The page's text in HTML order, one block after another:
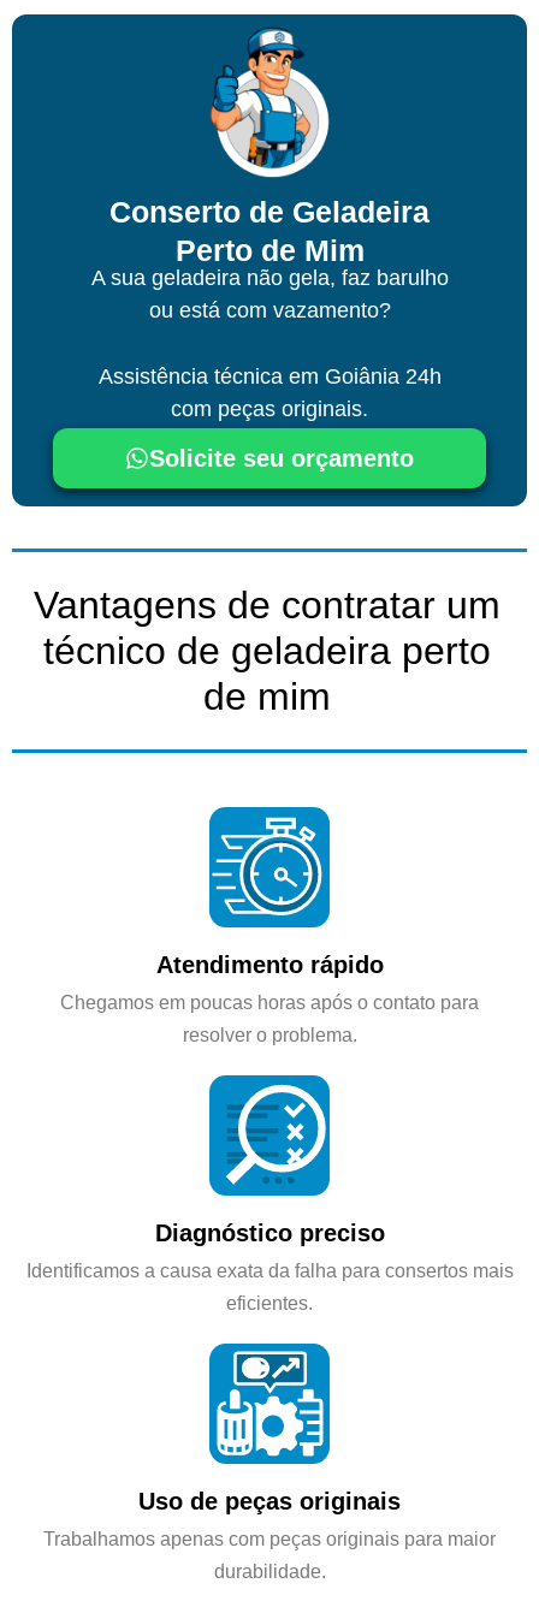
Conserto de Geladeira
Perto de Mim
A sua geladeira não gela, faz barulho
ou está com vazamento?
Assistência técnica em Goiânia24h
com peças originais.
Solicite seu orçamento
Vantagens de contratar um
técnico de geladeira perto
de mim
Atendimento rápido
Chegamos em poucas horas após o contato para
resolver o problema.
Diagnóstico preciso
Identificamos a causa exata da falha para consertos mais
eficientes.
Uso de peças originais
Trabalhamos apenas com peças originais para maior
durabilidade.